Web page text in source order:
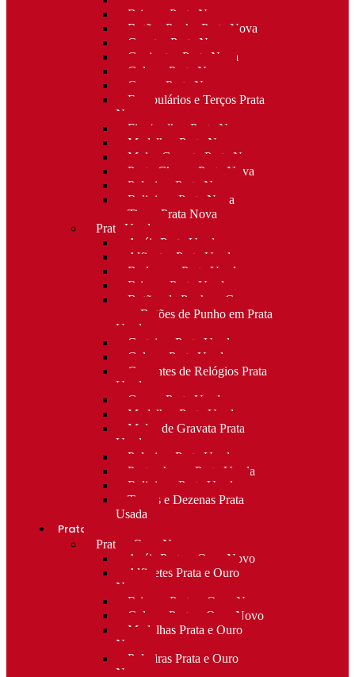
Brincos Prata Nova
Botões Punho Prata Nova
Canetas Prata Nova
Conjuntos Prata Nova
Colares Prata Nova
Cruzes Prata Nova
Escapulários e Terços Prata
Nova
Fios/malhas Prata Nova
Medalhas Prata Nova
Molas Gravata Prata Nova
Porta-Chaves Prata Nova
Pulseiras Prata Nova
Religioso Prata Nova
Tiaras Prata Nova
Prata Usada
Anéis Prata Usada
Alfinetes Prata Usada
Berloques Prata Usada
Brincos Prata Usada
Botões de Punho e Capas
para Botões de Punho em Prata
Usada
Carteiras Prata Usada
Colares Prata Usada
Correntes de Relógios Prata
Usada
Cruzes Prata Usada
Medalhas Prata Usada
Molas de Gravata Prata
Usada
Pulseiras Prata Usada
Porta-chaves Prata Usada
Religioso Prata Usada
Terços e Dezenas Prata
Usada
Prata e ouro
Prata e Ouro Novo
Anéis Prata e Ouro Novo
Alfinetes Prata e Ouro
Novo
Brincos Prata e Ouro Novo
Colares Prata e Ouro Novo
Medalhas Prata e Ouro
Novo
Pulseiras Prata e Ouro
Novo